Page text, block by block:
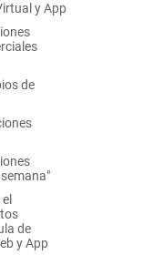
y App
de
de
y App